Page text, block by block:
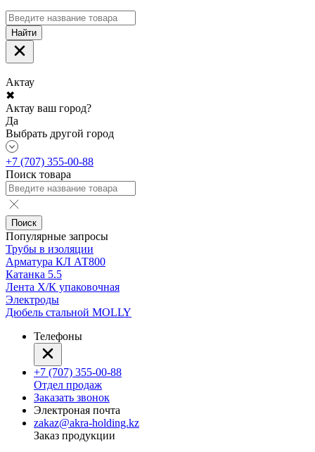
Найти
Актау
✖
Актау ваш город?
Да
Выбрать другой город
+7 (707) 355-00-88
Поиск товара
Поиск
Популярные запросы
Трубы в изоляции
Арматура КЛ АТ800
Катанка 5.5
Лента Х/К упаковочная
Электроды
Дюбель стальной MOLLY
Телефоны
+7 (707) 355-00-88
Отдел продаж
Заказать звонок
Электроная почта
zakaz@akra-holding.kz
Заказ продукции